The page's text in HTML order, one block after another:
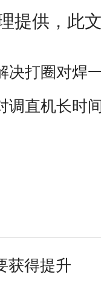
提供，此
决打圈对焊
调直机长时
获得提升